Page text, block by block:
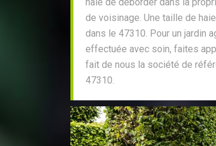
haie de déborder dans la
de voisinage. Une taille de
dans le 47310. Pour un jardin
effectuée avec soin, faites
fait de nous la société de
47310.